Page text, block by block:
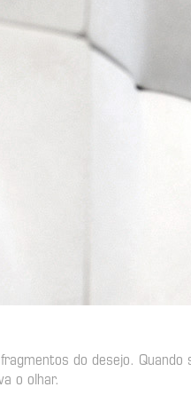
do desejo.
o olhar.